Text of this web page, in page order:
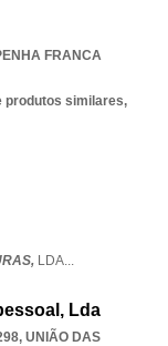
FRANCA
produtos similares,
LDA...
Lda
UNIÃO DAS